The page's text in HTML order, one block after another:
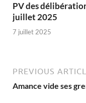
PV des
juillet 2025
7 juillet 2025
PREVIOUS
Amance vide ses